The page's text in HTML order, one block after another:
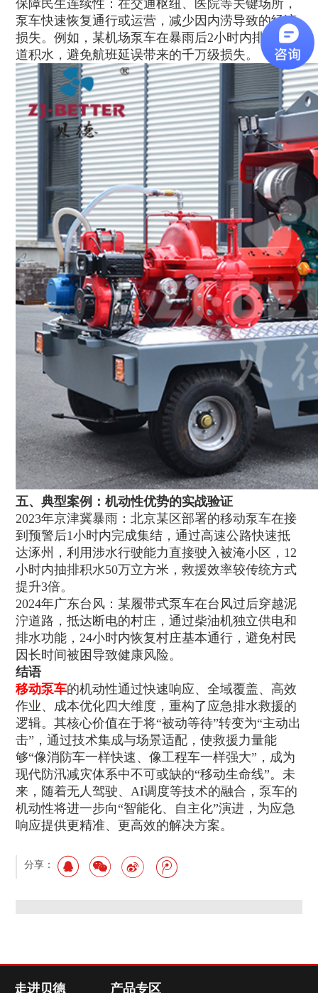
保障民生连续性：在交通枢纽、医院等关键场所，
泵车快速恢复通行或运营，减少因内涝导致的经济
损失。例如，某机场泵车在暴雨后2小时内排干跑
道积水，避免航班延误带来的千万级损失。
五、典型案例：机动性优势的实战验证
2023年京津冀暴雨：北京某区部署的移动泵车在接
到预警后1小时内完成集结，通过高速公路快速抵
达涿州，利用涉水行驶能力直接驶入被淹小区，12
小时内抽排积水50万立方米，救援效率较传统方式
提升3倍。
2024年广东台风：某履带式泵车在台风过后穿越泥
泞道路，抵达断电的村庄，通过柴油机独立供电和
排水功能，24小时内恢复村庄基本通行，避免村民
因长时间被困导致健康风险。
结语
移动泵车的机动性通过快速响应、全域覆盖、高效
作业、成本优化四大维度，重构了应急排水救援的
逻辑。其核心价值在于将“被动等待”转变为“主动出
击”，通过技术集成与场景适配，使救援力量能
够“像消防车一样快速、像工程车一样强大”，成为
现代防汛减灾体系中不可或缺的“移动生命线”。未
来，随着无人驾驶、AI调度等技术的融合，泵车的
机动性将进一步向“智能化、自主化”演进，为应急
响应提供更精准、更高效的解决方案。
分享：
走进贝德 产品专区